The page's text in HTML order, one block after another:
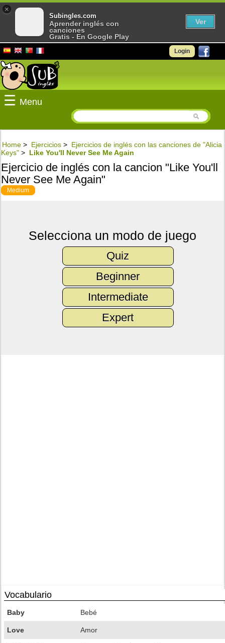
Login
☰ Menu
Home > Ejercicios > Ejercicios de inglés con las canciones de "Alicia
Keys" > Like You'll Never See Me Again
Ejercicio de inglés con la cancion "Like You'll
Never See Me Again"
Medium
Selecciona un modo de juego
Quiz
Beginner
Intermediate
Expert
Vocabulario
Baby Bebé
Love Amor
×
Subingles.com
Aprender inglés con
canciones
Gratis - En Google Play
Ver